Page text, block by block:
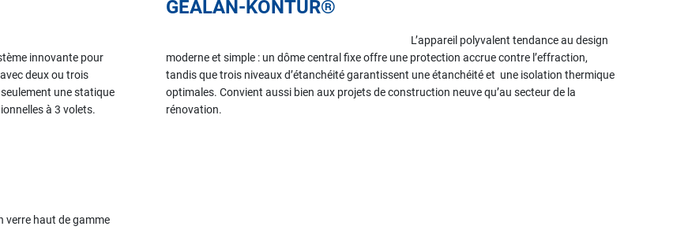
innovante pour
deux ou trois
une statique
à 3 volets.
verre haut de gamme
GEALAN-KONTUR®
L’appareil polyvalent tendance au design
moderne et simple : un dôme central fixe offre une protection accrue contre l’effraction,
tandis que trois niveaux d’étanchéité garantissent une étanchéité et une isolation thermique
optimales. Convient aussi bien aux projets de construction neuve qu’au secteur de la
rénovation.